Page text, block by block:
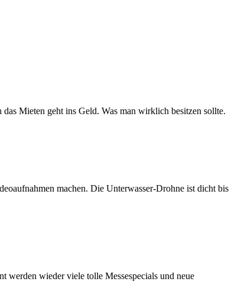
Mieten geht ins Geld. Was man wirklich besitzen sollte.
machen. Die Unterwasser-Drohne ist dicht bis
werden wieder viele tolle Messespecials und neue